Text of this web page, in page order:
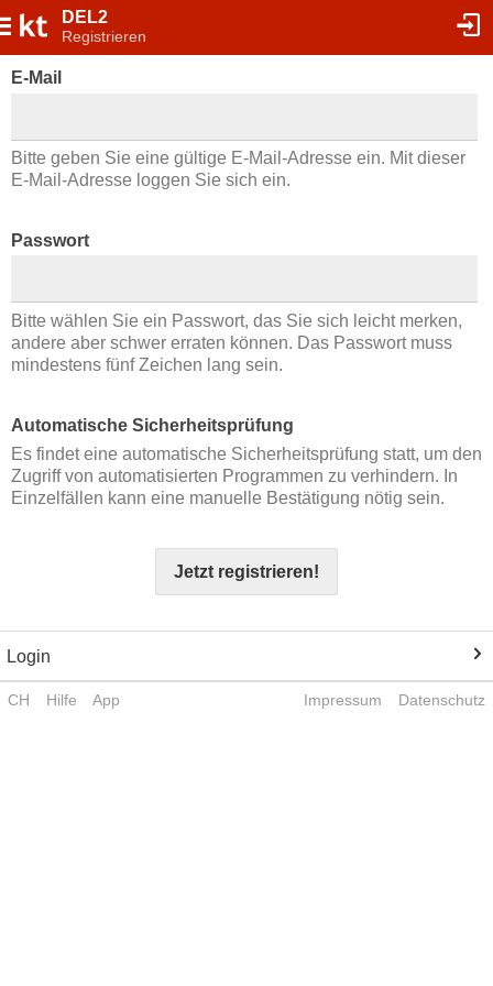
DEL2
Registrieren
E-Mail
Bitte geben Sie eine gültige E-Mail-Adresse ein. Mit dieser
E-Mail-Adresse loggen Sie sich ein.
Passwort
Bitte wählen Sie ein Passwort, das Sie sich leicht merken,
andere aber schwer erraten können. Das Passwort muss
mindestens fünf Zeichen lang sein.
Automatische Sicherheitsprüfung
Es findet eine automatische Sicherheitsprüfung statt, um den
Zugriff von automatisierten Programmen zu verhindern. In
Einzelfällen kann eine manuelle Bestätigung nötig sein.
Jetzt registrieren!
Login
CH Hilfe App Impressum Datenschutz